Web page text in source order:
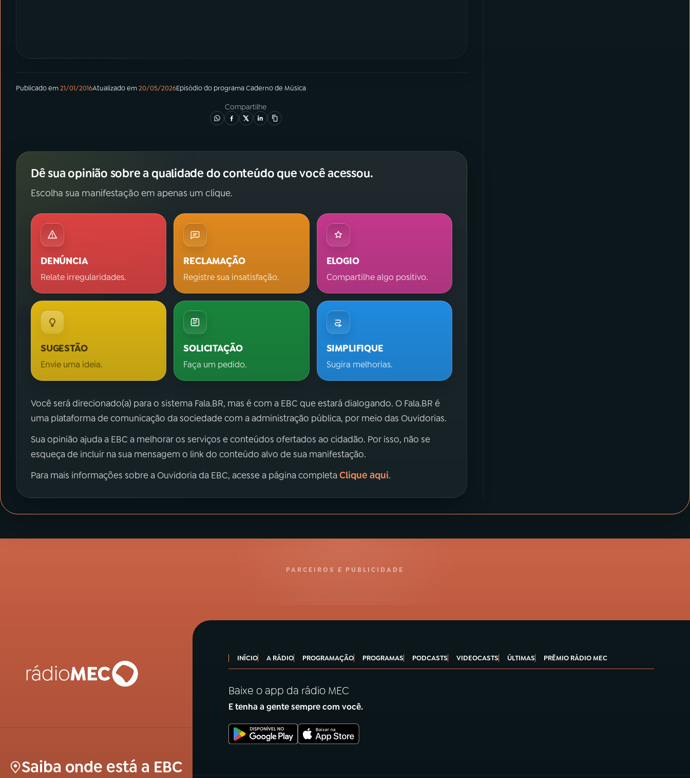
Publicado em21/01/2016Atualizado em20/05/2026Episódiodo programaCaderno de Música
Compartilhe
Dê sua opinião sobre a qualidade do conteúdo que você acessou.
Escolha sua manifestação em apenas um clique.
DENÚNCIA
Relate irregularidades.
RECLAMAÇÃO
Registre sua insatisfação.
ELOGIO
Compartilhe algo positivo.
SUGESTÃO
Envie uma ideia.
SOLICITAÇÃO
Faça um pedido.
SIMPLIFIQUE
Sugira melhorias.
Você será direcionado(a) para o sistema Fala.BR, mas é com a EBC que estará dialogando. O Fala.BR é
uma plataforma de comunicação da sociedade com a administração pública, por meio das Ouvidorias.
Sua opinião ajuda a EBC a melhorar os serviços e conteúdos ofertados ao cidadão. Por isso, não se
esqueça de incluir na sua mensagem o link do conteúdo alvo de sua manifestação.
Para mais informações sobre a Ouvidoria da EBC, acesse a página completaClique aqui.
PARCEIROS E PUBLICIDADE
Saiba onde está a EBC
INÍCIO A RÁDIO PROGRAMAÇÃO PROGRAMAS PODCASTS VIDEOCASTS ÚLTIMAS PRÊMIO RÁDIO MEC
Baixe o app da rádio MEC
E tenha a gente sempre com você.